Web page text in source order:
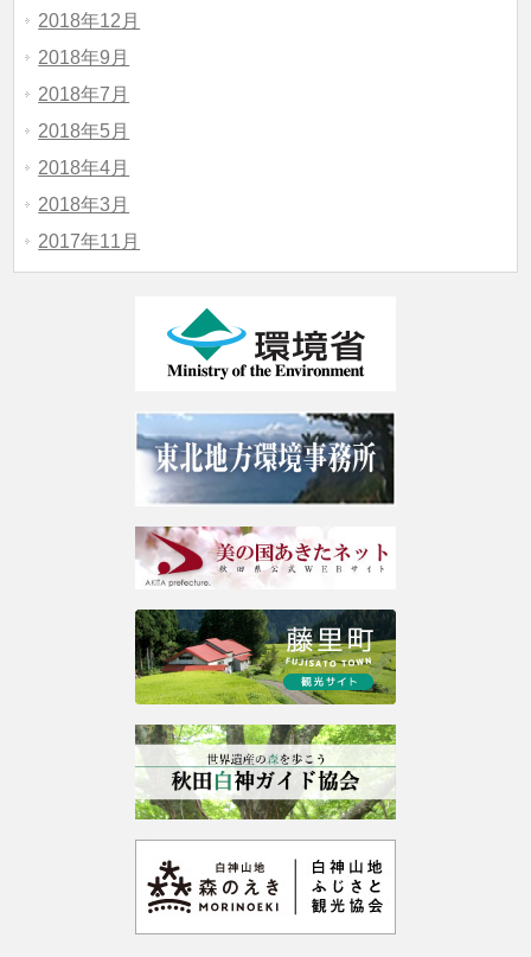
2018年12月
2018年9月
2018年7月
2018年5月
2018年4月
2018年3月
2017年11月